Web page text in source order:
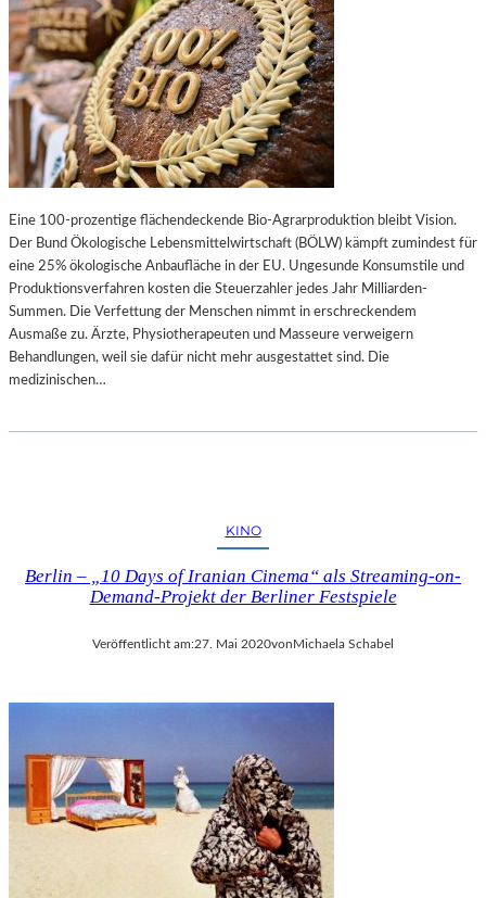
Eine 100-prozentige flächendeckende Bio-Agrarproduktion bleibt Vision.
Der Bund Ökologische Lebensmittelwirtschaft (BÖLW) kämpft zumindest für
eine 25% ökologische Anbaufläche in der EU. Ungesunde Konsumstile und
Produktionsverfahren kosten die Steuerzahler jedes Jahr Milliarden-
Summen. Die Verfettung der Menschen nimmt in erschreckendem
Ausmaße zu. Ärzte, Physiotherapeuten und Masseure verweigern
Behandlungen, weil sie dafür nicht mehr ausgestattet sind. Die
medizinischen…
KINO
Berlin – „10 Days of Iranian Cinema“ als Streaming-on-
Demand-Projekt der Berliner Festspiele
Veröffentlicht am:27. Mai 2020vonMichaela Schabel